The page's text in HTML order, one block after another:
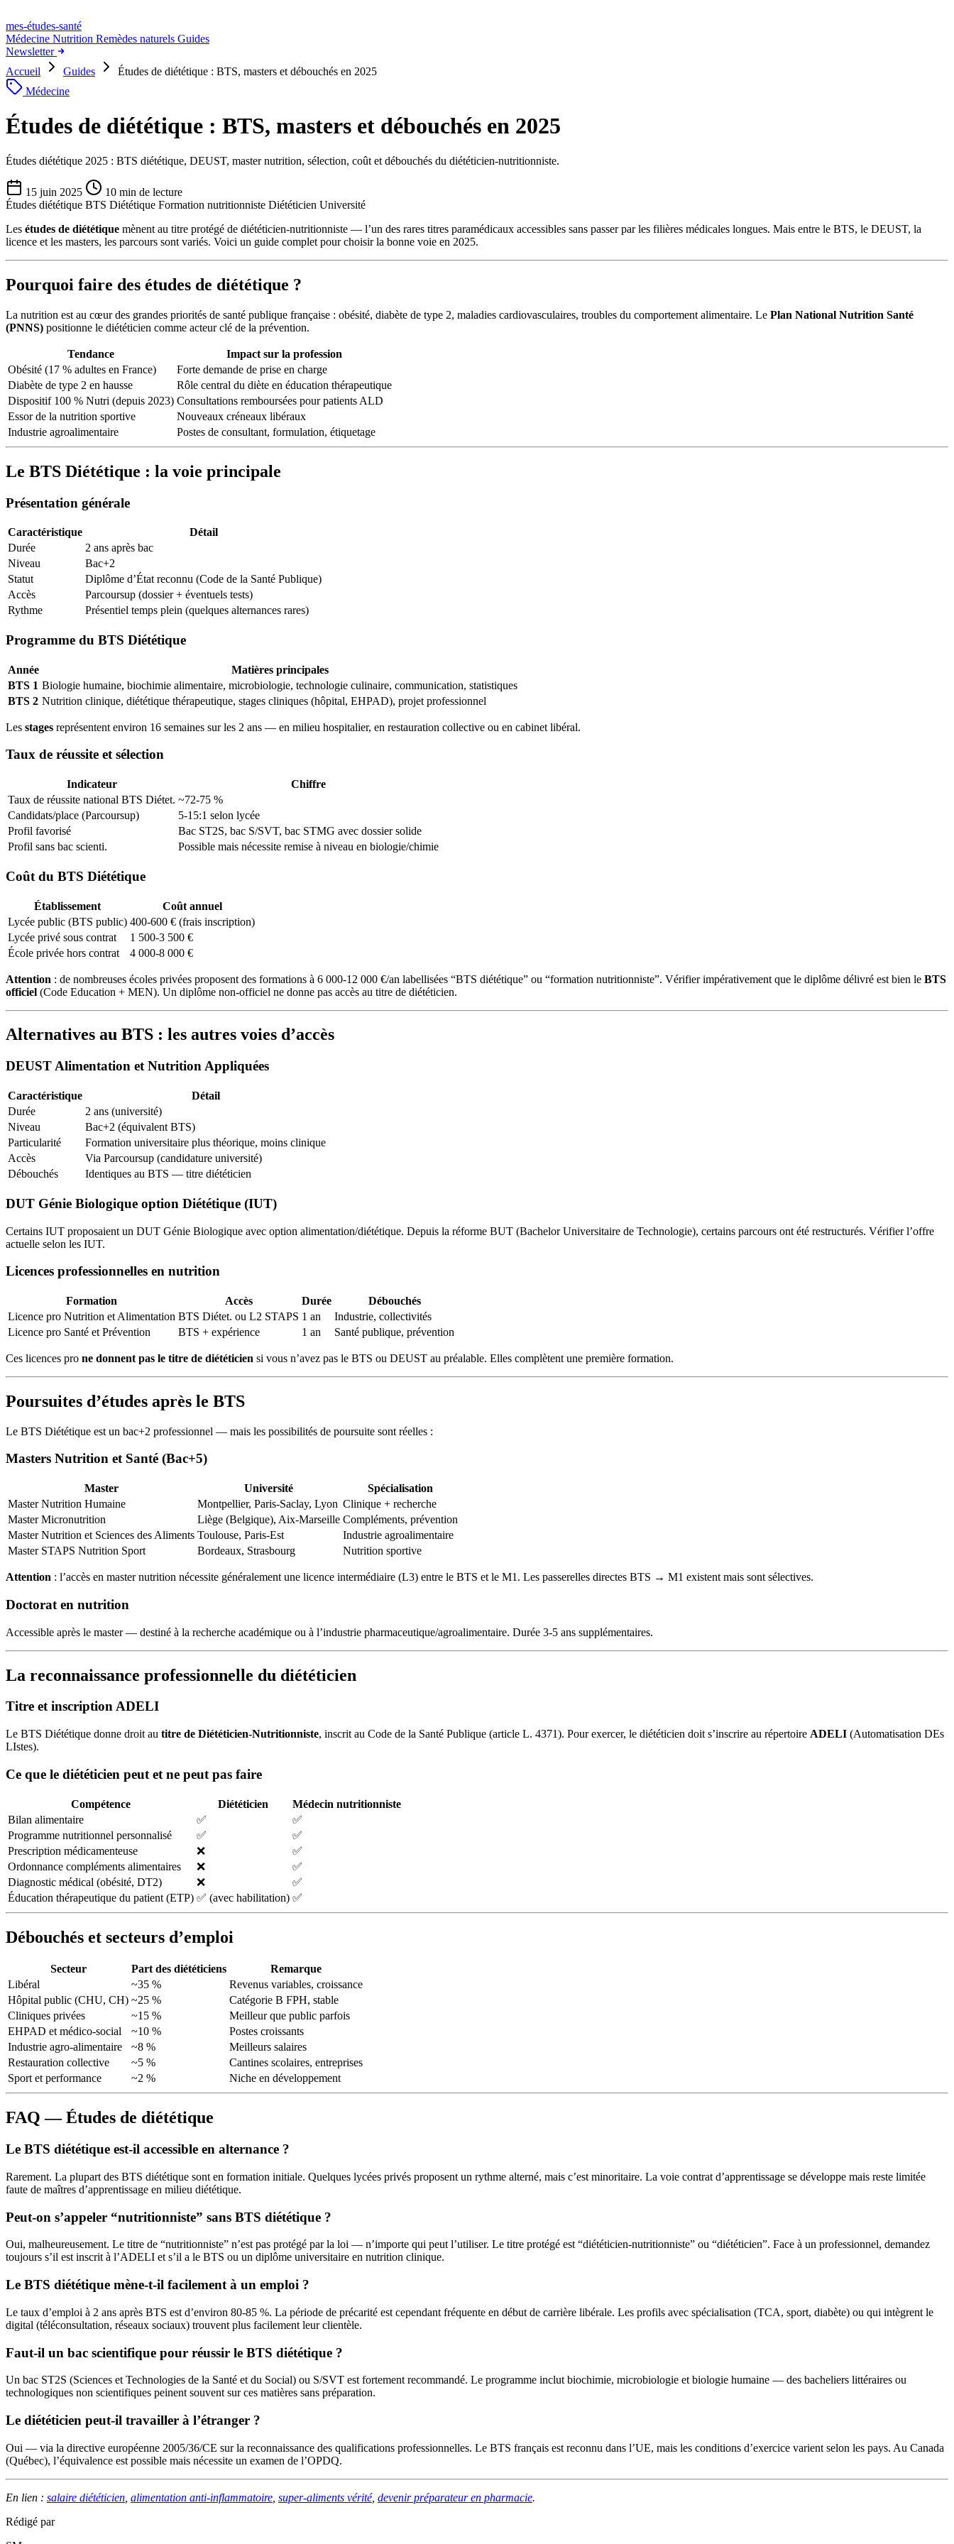
mes-études-santé
Médecine Nutrition Remèdes naturels Guides
Newsletter
Accueil
Guides
Études de diététique : BTS, masters et débouchés en 2025
Médecine
Études de diététique : BTS, masters et débouchés en 2025
Études diététique 2025 : BTS diététique, DEUST, master nutrition, sélection, coût et débouchés du diététicien-nutritionniste.
15 juin 2025
10 min de lecture
Études diététique BTS Diététique Formation nutritionniste Diététicien Université
Les études de diététique mènent au titre protégé de diététicien-nutritionniste — l’un des rares titres paramédicaux accessibles sans passer par les filières médicales longues. Mais entre le BTS, le DEUST, la
licence et les masters, les parcours sont variés. Voici un guide complet pour choisir la bonne voie en 2025.
Pourquoi faire des études de diététique ?
La nutrition est au cœur des grandes priorités de santé publique française : obésité, diabète de type 2, maladies cardiovasculaires, troubles du comportement alimentaire. Le Plan National Nutrition Santé
(PNNS) positionne le diététicien comme acteur clé de la prévention.
Tendance
Impact sur la profession
Obésité (17 % adultes en France)
Forte demande de prise en charge
Diabète de type 2 en hausse
Rôle central du diète en éducation thérapeutique
Dispositif 100 % Nutri (depuis 2023) Consultations remboursées pour patients ALD
Essor de la nutrition sportive
Nouveaux créneaux libéraux
Industrie agroalimentaire
Postes de consultant, formulation, étiquetage
Le BTS Diététique : la voie principale
Présentation générale
Caractéristique
Détail
Durée
2 ans après bac
Niveau
Bac+2
Statut
Diplôme d’État reconnu (Code de la Santé Publique)
Accès
Parcoursup (dossier + éventuels tests)
Rythme
Présentiel temps plein (quelques alternances rares)
Programme du BTS Diététique
Année
Matières principales
BTS 1 Biologie humaine, biochimie alimentaire, microbiologie, technologie culinaire, communication, statistiques
BTS 2 Nutrition clinique, diététique thérapeutique, stages cliniques (hôpital, EHPAD), projet professionnel
Les stages représentent environ 16 semaines sur les 2 ans — en milieu hospitalier, en restauration collective ou en cabinet libéral.
Taux de réussite et sélection
Indicateur
Chiffre
Taux de réussite national BTS Diétet. ~72-75 %
Candidats/place (Parcoursup)
5-15:1 selon lycée
Profil favorisé
Bac ST2S, bac S/SVT, bac STMG avec dossier solide
Profil sans bac scienti.
Possible mais nécessite remise à niveau en biologie/chimie
Coût du BTS Diététique
Établissement
Coût annuel
Lycée public (BTS public) 400-600 € (frais inscription)
Lycée privé sous contrat
1 500-3 500 €
École privée hors contrat
4 000-8 000 €
Attention : de nombreuses écoles privées proposent des formations à 6 000-12 000 €/an labellisées “BTS diététique” ou “formation nutritionniste”. Vérifier impérativement que le diplôme délivré est bien le BTS
officiel (Code Education + MEN). Un diplôme non-officiel ne donne pas accès au titre de diététicien.
Alternatives au BTS : les autres voies d’accès
DEUST Alimentation et Nutrition Appliquées
Caractéristique
Détail
Durée
2 ans (université)
Niveau
Bac+2 (équivalent BTS)
Particularité
Formation universitaire plus théorique, moins clinique
Accès
Via Parcoursup (candidature université)
Débouchés
Identiques au BTS — titre diététicien
DUT Génie Biologique option Diététique (IUT)
Certains IUT proposaient un DUT Génie Biologique avec option alimentation/diététique. Depuis la réforme BUT (Bachelor Universitaire de Technologie), certains parcours ont été restructurés. Vérifier l’offre
actuelle selon les IUT.
Licences professionnelles en nutrition
Formation Accès Durée
Débouchés
Licence pro Nutrition et Alimentation BTS Diétet. ou L2 STAPS 1 an
Industrie, collectivités
Licence pro Santé et Prévention
BTS + expérience 1 an Santé publique, prévention
Ces licences pro ne donnent pas le titre de diététicien si vous n’avez pas le BTS ou DEUST au préalable. Elles complètent une première formation.
Poursuites d’études après le BTS
Le BTS Diététique est un bac+2 professionnel — mais les possibilités de poursuite sont réelles :
Masters Nutrition et Santé (Bac+5)
Master Université
Spécialisation
Master Nutrition Humaine
Montpellier, Paris-Saclay, Lyon Clinique + recherche
Master Micronutrition
Liège (Belgique), Aix-Marseille Compléments, prévention
Master Nutrition et Sciences des Aliments Toulouse, Paris-Est
Industrie agroalimentaire
Master STAPS Nutrition Sport
Bordeaux, Strasbourg Nutrition sportive
Attention : l’accès en master nutrition nécessite généralement une licence intermédiaire (L3) entre le BTS et le M1. Les passerelles directes BTS → M1 existent mais sont sélectives.
Doctorat en nutrition
Accessible après le master — destiné à la recherche académique ou à l’industrie pharmaceutique/agroalimentaire. Durée 3-5 ans supplémentaires.
La reconnaissance professionnelle du diététicien
Titre et inscription ADELI
Le BTS Diététique donne droit au titre de Diététicien-Nutritionniste, inscrit au Code de la Santé Publique (article L. 4371). Pour exercer, le diététicien doit s’inscrire au répertoire ADELI (Automatisation DEs
LIstes).
Ce que le diététicien peut et ne peut pas faire
Compétence Diététicien
Médecin nutritionniste
Bilan alimentaire
✅
✅
Programme nutritionnel personnalisé
✅
✅
Prescription médicamenteuse
❌
✅
Ordonnance compléments alimentaires
❌
✅
Diagnostic médical (obésité, DT2)
❌
✅
Éducation thérapeutique du patient (ETP) ✅ (avec habilitation) ✅
Débouchés et secteurs d’emploi
Secteur Part des diététiciens
Remarque
Libéral
~35 %
Revenus variables, croissance
Hôpital public (CHU, CH) ~25 %
Catégorie B FPH, stable
Cliniques privées
~15 %
Meilleur que public parfois
EHPAD et médico-social
~10 %
Postes croissants
Industrie agro-alimentaire
~8 %
Meilleurs salaires
Restauration collective
~5 %
Cantines scolaires, entreprises
Sport et performance
~2 % Niche en développement
FAQ — Études de diététique
Le BTS diététique est-il accessible en alternance ?
Rarement. La plupart des BTS diététique sont en formation initiale. Quelques lycées privés proposent un rythme alterné, mais c’est minoritaire. La voie contrat d’apprentissage se développe mais reste limitée
faute de maîtres d’apprentissage en milieu diététique.
Peut-on s’appeler “nutritionniste” sans BTS diététique ?
Oui, malheureusement. Le titre de “nutritionniste” n’est pas protégé par la loi — n’importe qui peut l’utiliser. Le titre protégé est “diététicien-nutritionniste” ou “diététicien”. Face à un professionnel, demandez
toujours s’il est inscrit à l’ADELI et s’il a le BTS ou un diplôme universitaire en nutrition clinique.
Le BTS diététique mène-t-il facilement à un emploi ?
Le taux d’emploi à 2 ans après BTS est d’environ 80-85 %. La période de précarité est cependant fréquente en début de carrière libérale. Les profils avec spécialisation (TCA, sport, diabète) ou qui intègrent le
digital (téléconsultation, réseaux sociaux) trouvent plus facilement leur clientèle.
Faut-il un bac scientifique pour réussir le BTS diététique ?
Un bac ST2S (Sciences et Technologies de la Santé et du Social) ou S/SVT est fortement recommandé. Le programme inclut biochimie, microbiologie et biologie humaine — des bacheliers littéraires ou
technologiques non scientifiques peinent souvent sur ces matières sans préparation.
Le diététicien peut-il travailler à l’étranger ?
Oui — via la directive européenne 2005/36/CE sur la reconnaissance des qualifications professionnelles. Le BTS français est reconnu dans l’UE, mais les conditions d’exercice varient selon les pays. Au Canada
(Québec), l’équivalence est possible mais nécessite un examen de l’OPDQ.
En lien : salaire diététicien alimentation anti-inflammatoire super-aliments vérité, devenir préparateur en pharmacie.
Rédigé par